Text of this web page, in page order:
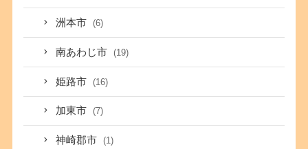
洲本市 (6)
南あわじ市 (19)
姫路市 (16)
加東市 (7)
神崎郡市 (1)